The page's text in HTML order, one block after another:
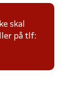
skal
på tlf: